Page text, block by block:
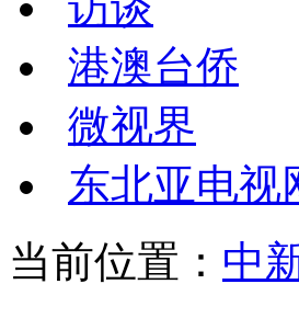
港澳台侨
微视界
东北亚电视
当前位置： 中